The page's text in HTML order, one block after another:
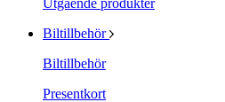
Utgående produkter
Biltillbehör
Biltillbehör
Presentkort